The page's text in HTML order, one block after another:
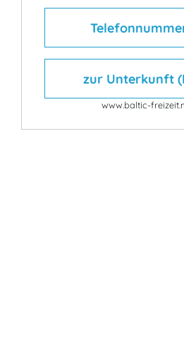
zur Unterkunft
www.baltic-